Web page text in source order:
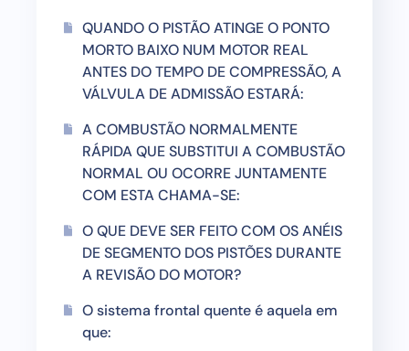
QUANDO O PISTÃO ATINGE O PONTO
MORTO BAIXO NUM MOTOR REAL
ANTES DO TEMPO DE COMPRESSÃO, A
VÁLVULA DE ADMISSÃO ESTARÁ:
A COMBUSTÃO NORMALMENTE
RÁPIDA QUE SUBSTITUI A COMBUSTÃO
NORMAL OU OCORRE JUNTAMENTE
COM ESTA CHAMA-SE:
O QUE DEVE SER FEITO COM OS ANÉIS
DE SEGMENTO DOS PISTÕES DURANTE
A REVISÃO DO MOTOR?
O sistema frontal quente é aquela em
que: